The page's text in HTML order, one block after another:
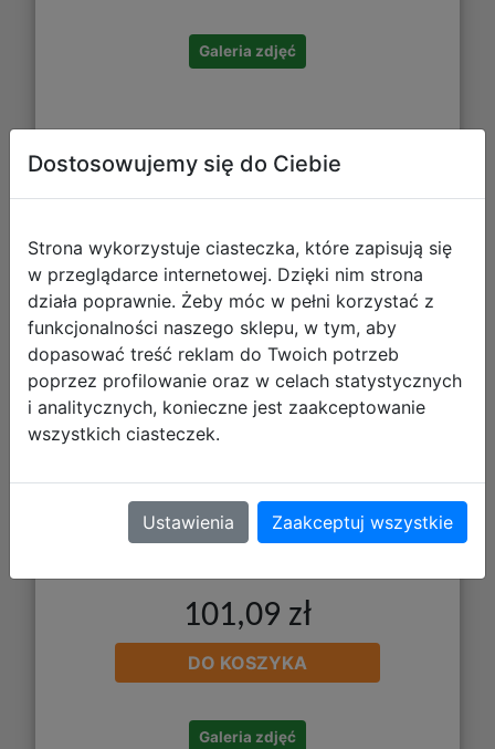
Galeria zdjęć
Gamegenic: Magic the Gathering -
Secrets of Strixhaven - Shiny Playmat
- Witherbloom, the Balancer
101,09 zł
DO KOSZYKA
Galeria zdjęć
Dostosowujemy się do Ciebie
Strona wykorzystuje ciasteczka, które zapisują się
w przeglądarce internetowej. Dzięki nim strona
działa poprawnie. Żeby móc w pełni korzystać z
funkcjonalności naszego sklepu, w tym, aby
dopasować treść reklam do Twoich potrzeb
poprzez profilowanie oraz w celach statystycznych
i analitycznych, konieczne jest zaakceptowanie
wszystkich ciasteczek.
Ustawienia Zaakceptuj wszystkie